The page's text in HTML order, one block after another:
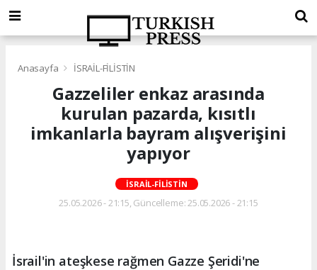
Anasayfa İSRAİL-FİLİSTİN
Gazzeliler enkaz arasında
kurulan pazarda, kısıtlı
imkanlarla bayram alışverişini
yapıyor
İSRAİL-FİLİSTİN
25.05.2026 - 21:15, Güncelleme: 25.05.2026 - 21:15
İsrail'in ateşkese rağmen Gazze Şeridi'ne